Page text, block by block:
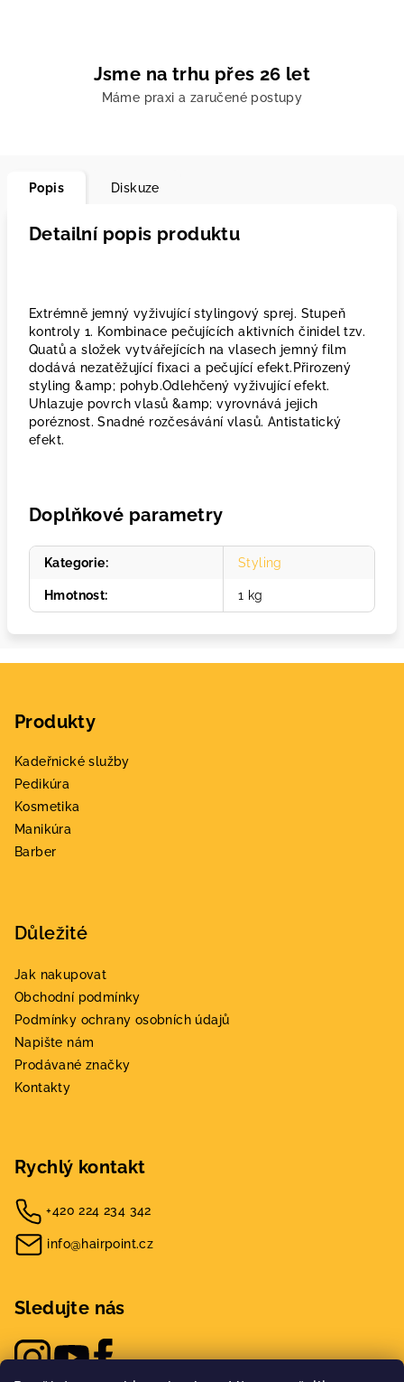
Jsme na trhu přes 26 let
Máme praxi a zaručené postupy
Popis Diskuze
Detailní popis produktu
Extrémně jemný vyživující stylingový sprej. Stupeň
kontroly 1. Kombinace pečujících aktivních činidel tzv.
Quatů a složek vytvářejících na vlasech jemný film
dodává nezatěžující fixaci a pečující efekt.Přirozený
styling &amp; pohyb.Odlehčený vyživující efekt.
Uhlazuje povrch vlasů &amp; vyrovnává jejich
poréznost. Snadné rozčesávání vlasů. Antistatický
efekt.
Doplňkové parametry
Kategorie: Styling
Hmotnost: 1 kg
Produkty
Kadeřnické služby
Pedikúra
Kosmetika
Manikúra
Barber
Důležité
Jak nakupovat
Obchodní podmínky
Podmínky ochrany osobních údajů
Napište nám
Prodávané značky
Kontakty
Rychlý kontakt
+420 224 234 342
info@hairpoint.cz
Sledujte nás